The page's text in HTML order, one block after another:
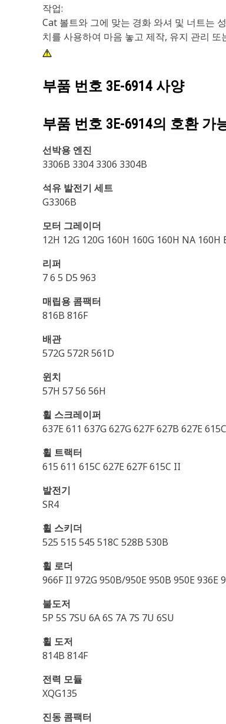
작업:
Cat 볼트와 그에 맞는 경화 와셔 및 너트는
치를 사용하여 마음 놓고 제작, 유지 관리
부품 번호 3E-6914 사양
부품 번호 3E-6914의 호환 가
선박용 엔진
3306B 3304 3306 3304B
석유 발전기 세트
G3306B
모터 그레이더
12H 12G 120G 160H 160G 160H NA
리퍼
7 6 5 D5 963
매립용 콤팩터
816B 816F
배관
572G 572R 561D
윈치
57H 57 56 56H
휠 스크레이퍼
637E 611 637G 627G 627F 627B 627E 615C
휠 트랙터
615 611 615C 627E 627F 615C II
발전기
SR4
휠 스키더
525 515 545 518C 528B 530B
휠 로더
966F II 972G 950B/950E 950B 950E 936E
불도저
5P 5S 7SU 6A 6S 7A 7S 7U 6SU
휠 도저
814B 814F
전력 모듈
XQG135
진동 콤팩터